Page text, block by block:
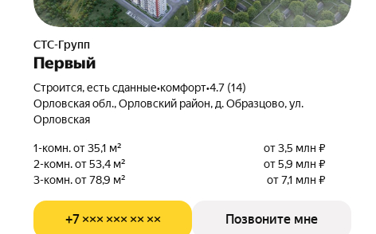
СТС-Групп
Первый
Строится, есть сданные•комфорт•4.7 (14)
Орловская обл., Орловский район, д. Образцово, ул.
Орловская
1-комн. от 35,1 м²
от 3,5 млн ₽
2-комн. от 53,4 м²
от 5,9 млн ₽
3-комн. от 78,9 м²
от 7,1 млн ₽
+7 ××× ××× ×× ×× Позвоните мне